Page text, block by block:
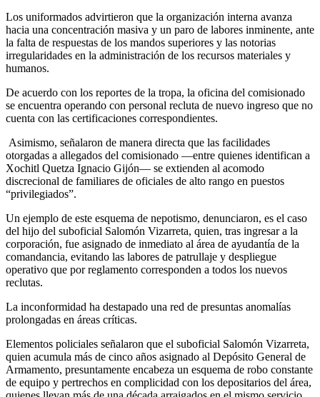
Los uniformados advirtieron que la organización interna avanza
hacia una concentración masiva y un paro de labores inminente, ante
la falta de respuestas de los mandos superiores y las notorias
irregularidades en la administración de los recursos materiales y
humanos.
De acuerdo con los reportes de la tropa, la oficina del comisionado
se encuentra operando con personal recluta de nuevo ingreso que no
cuenta con las certificaciones correspondientes.
Asimismo, señalaron de manera directa que las facilidades
otorgadas a allegados del comisionado —entre quienes identifican a
Xochitl Quetza Ignacio Gijón— se extienden al acomodo
discrecional de familiares de oficiales de alto rango en puestos
“privilegiados”.
Un ejemplo de este esquema de nepotismo, denunciaron, es el caso
del hijo del suboficial Salomón Vizarreta, quien, tras ingresar a la
corporación, fue asignado de inmediato al área de ayudantía de la
comandancia, evitando las labores de patrullaje y despliegue
operativo que por reglamento corresponden a todos los nuevos
reclutas.
La inconformidad ha destapado una red de presuntas anomalías
prolongadas en áreas críticas.
Elementos policiales señalaron que el suboficial Salomón Vizarreta,
quien acumula más de cinco años asignado al Depósito General de
Armamento, presuntamente encabeza un esquema de robo constante
de equipo y pertrechos en complicidad con los depositarios del área,